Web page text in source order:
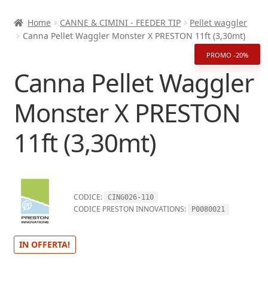
Home CANNE & CIMINI - FEEDER TIP
Pellet waggler
Canna Pellet Waggler Monster X PRESTON 11ft (3,30mt)
PROMO -20%
Canna Pellet Waggler
Monster X PRESTON
11ft (3,30mt)
CODICE: CING026-110
CODICE PRESTON INNOVATIONS: P0080021
IN OFFERTA!